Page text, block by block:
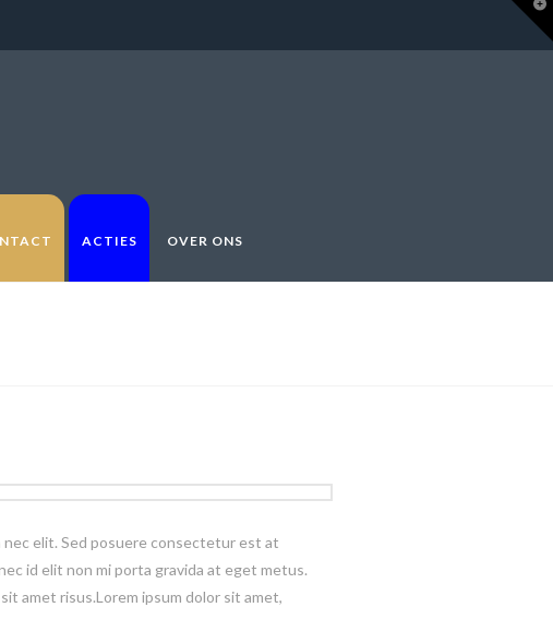
ACTIES OVER ONS
nec elit. Sed posuere consectetur est at
id elit non mi porta gravida at eget metus.
amet risus.Lorem ipsum dolor sit amet,